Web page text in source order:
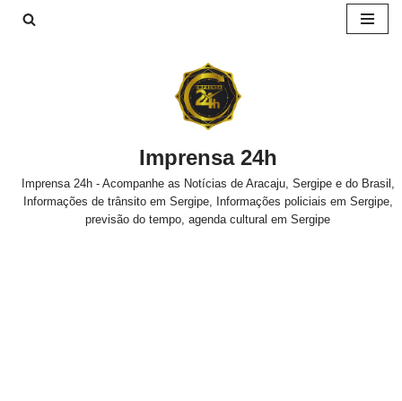
Imprensa 24h
Imprensa 24h - Acompanhe as Notícias de Aracaju, Sergipe e do Brasil,
Informações de trânsito em Sergipe, Informações policiais em Sergipe,
previsão do tempo, agenda cultural em Sergipe